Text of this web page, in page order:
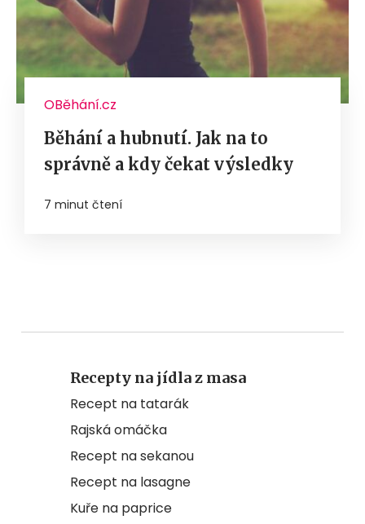
OBěhání.cz
Běhání a hubnutí. Jak na to
správně a kdy čekat výsledky
7 minut čtení
Recepty na jídla z masa
Recept na tatarák
Rajská omáčka
Recept na sekanou
Recept na lasagne
Kuře na paprice